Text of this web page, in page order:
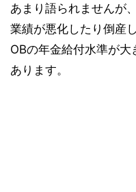
あまり語られませんが
業績が悪化したり倒産
OBの年金給付水準が
あります。